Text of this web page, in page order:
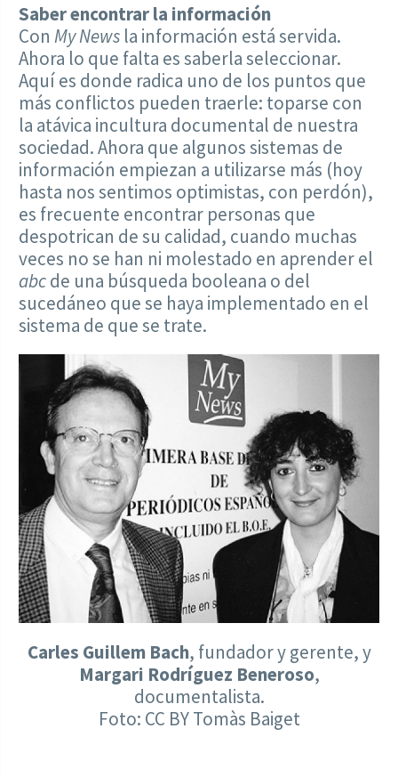
Saber encontrar la información
Con My News la información está servida.
Ahora lo que falta es saberla seleccionar.
Aquí es donde radica uno de los puntos que
más conflictos pueden traerle: toparse con
la atávica incultura documental de nuestra
sociedad. Ahora que algunos sistemas de
información empiezan a utilizarse más (hoy
hasta nos sentimos optimistas, con perdón),
es frecuente encontrar personas que
despotrican de su calidad, cuando muchas
veces no se han ni molestado en aprender el
abcde una búsqueda booleana o del
sucedáneo que se haya implementado en el
sistema de que se trate.
Carles Guillem Bach, fundador y gerente, y
Margari Rodríguez Beneroso,
documentalista.
Foto: CC BY Tomàs Baiget